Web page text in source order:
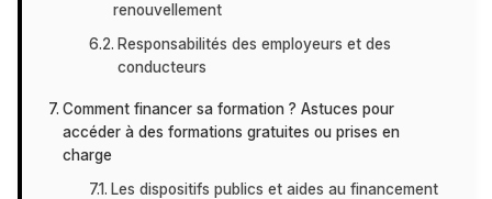
renouvellement
Responsabilités des employeurs et des
conducteurs
Comment financer sa formation ? Astuces pour
accéder à des formations gratuites ou prises en
charge
Les dispositifs publics et aides au financement